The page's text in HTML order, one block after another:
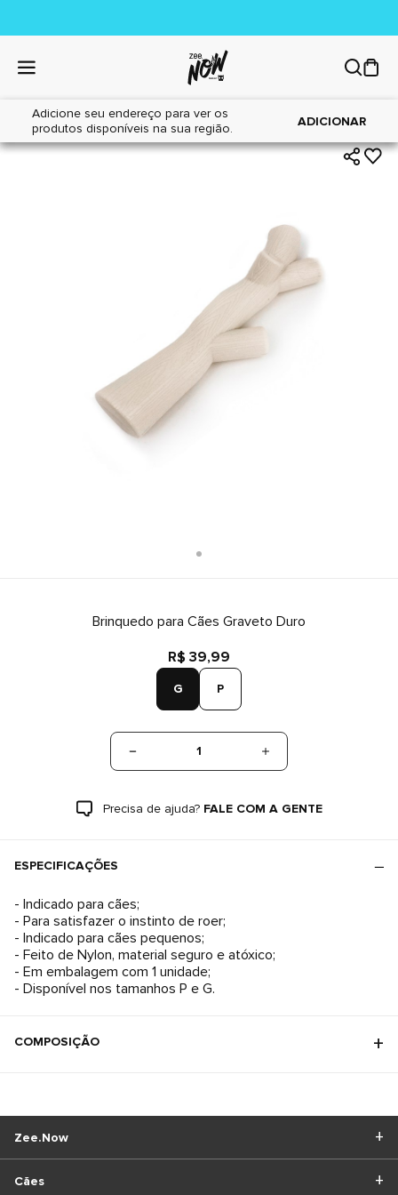
Adicione seu endereço para ver os
produtos disponíveis na sua região.
ADICIONAR
Home|Cães|Brinquedos
Brinquedo para Cães Graveto Duro
R$ 39,99
G P
1
Precisa de ajuda? FALE COM A GENTE
ESPECIFICAÇÕES
- Indicado para cães;
- Para satisfazer o instinto de roer;
- Indicado para cães pequenos;
- Feito de Nylon, material seguro e atóxico;
- Em embalagem com 1 unidade;
- Disponível nos tamanhos P e G.
COMPOSIÇÃO
Cães
Zee.Now